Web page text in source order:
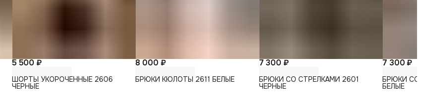
5 500 ₽
ШОРТЫ УКОРОЧЕННЫЕ 2606
ЧЕРНЫЕ
8 000 ₽
БРЮКИ КЮЛОТЫ 2611 БЕЛЫЕ
7 300 ₽
БРЮКИ СО СТРЕЛКАМИ 2601
ЧЕРНЫЕ
7 300 ₽
БРЮКИ СО
БЕЛЫЕ